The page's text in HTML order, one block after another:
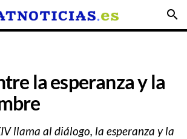
search
la esperanza y la
llama al diálogo, la esperanza y la